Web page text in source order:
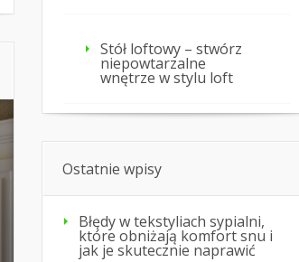
Stół loftowy – stwórz
niepowtarzalne
wnętrze w stylu loft
Ostatnie wpisy
Błędy w tekstyliach sypialni,
które obniżają komfort snu i
jak je skutecznie naprawić